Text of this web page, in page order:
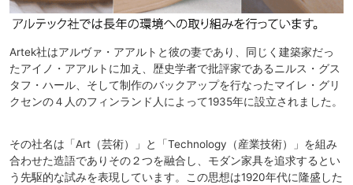
Artek社はアルヴァ・アアルトと彼の妻であり、同じく建築家だっ
たアイノ・アアルトに加え、歴史学者で批評家であるニルス・グス
タフ・ハール、そして制作のバックアップを行なったマイレ・グリ
クセンの４人のフィンランド人によって1935年に設立されました。
その社名は「Art（芸術）」と「Technology（産業技術）」を組み
合わせた造語でありその２つを融合し、モダン家具を追求するとい
う先駆的な試みを表現しています。この思想は1920年代に隆盛した